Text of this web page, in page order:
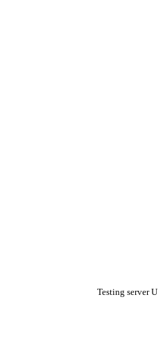
Testing server U